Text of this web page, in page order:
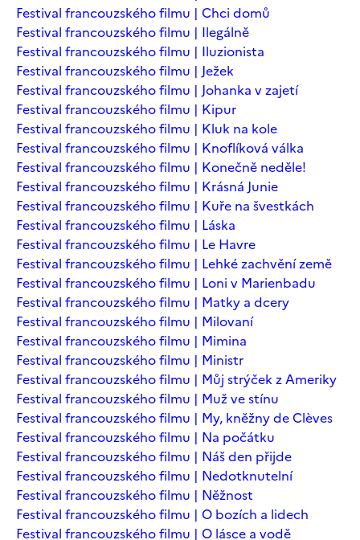
Festival francouzského filmu | Chci domů
Festival francouzského filmu | Ilegálně
Festival francouzského filmu | Iluzionista
Festival francouzského filmu | Ježek
Festival francouzského filmu | Johanka v zajetí
Festival francouzského filmu | Kipur
Festival francouzského filmu | Kluk na kole
Festival francouzského filmu | Knoflíková válka
Festival francouzského filmu | Konečně neděle!
Festival francouzského filmu | Krásná Junie
Festival francouzského filmu | Kuře na švestkách
Festival francouzského filmu | Láska
Festival francouzského filmu | Le Havre
Festival francouzského filmu | Lehké zachvění země
Festival francouzského filmu | Loni v Marienbadu
Festival francouzského filmu | Matky a dcery
Festival francouzského filmu | Milovaní
Festival francouzského filmu | Mimina
Festival francouzského filmu | Ministr
Festival francouzského filmu | Můj strýček z Ameriky
Festival francouzského filmu | Muž ve stínu
Festival francouzského filmu | My, kněžny de Clèves
Festival francouzského filmu | Na počátku
Festival francouzského filmu | Náš den přijde
Festival francouzského filmu | Nedotknutelní
Festival francouzského filmu | Něžnost
Festival francouzského filmu | O bozích a lidech
Festival francouzského filmu | O lásce a vodě